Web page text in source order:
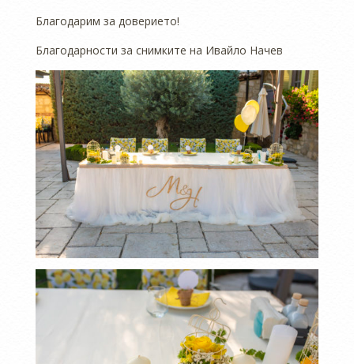
Благодарим за доверието!
Благодарности за снимките на Ивайло Начев